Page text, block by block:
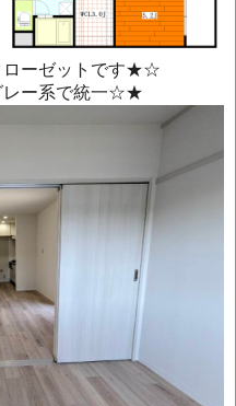
ローゼットです★☆
レー系で統一☆★